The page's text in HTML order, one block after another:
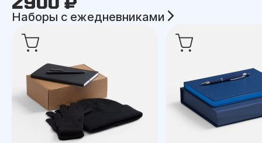
Наборы с ежедневниками